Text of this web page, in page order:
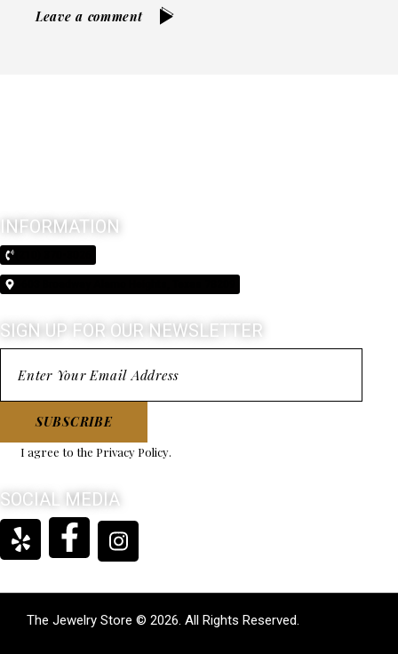
Leave a comment
INFORMATION
SIGN UP FOR OUR NEWSLETTER
SUBSCRIBE
I agree to the Privacy Policy.
SOCIAL MEDIA
The Jewelry Store © 2026. All Rights Reserved.